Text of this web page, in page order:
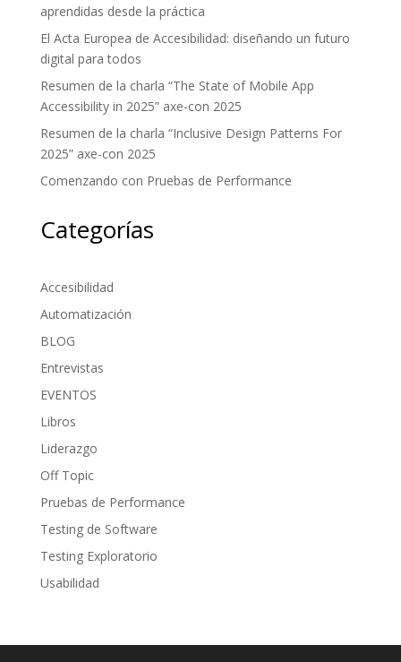
aprendidas desde la práctica
El Acta Europea de Accesibilidad: diseñando un futuro
digital para todos
Resumen de la charla “The State of Mobile App
Accessibility in 2025” axe-con 2025
Resumen de la charla “Inclusive Design Patterns For
2025” axe-con 2025
Comenzando con Pruebas de Performance
Categorías
Accesibilidad
Automatización
BLOG
Entrevistas
EVENTOS
Libros
Liderazgo
Off Topic
Pruebas de Performance
Testing de Software
Testing Exploratorio
Usabilidad